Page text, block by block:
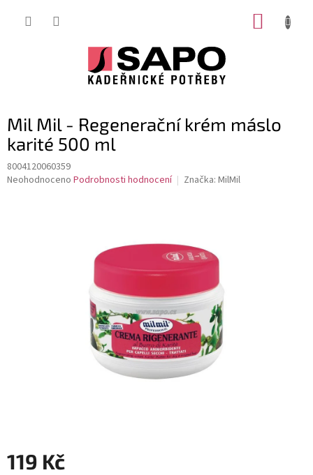
Mil Mil - Regenerační krém máslo
karité 500 ml
8004120060359
Průměrné
Neohodnoceno Podrobnosti hodnocení Značka: MilMil
119 Kč